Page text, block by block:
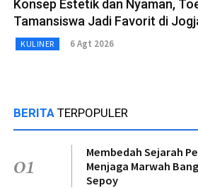
Konsep Estetik dan Nyaman,
Tamansiswa Jadi Favorit di
KULINER 6 Agt 2026
BERITA TERPOPULER
01
Membedah Sejarah
Menjaga Marwah
Sepoy